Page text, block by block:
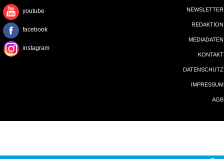
youtube
facebook
instagram
NEWSLETTER
REDAKTION
MEDIADATEN
KONTAKT
DATENSCHUTZ
IMPRESSUM
AGB